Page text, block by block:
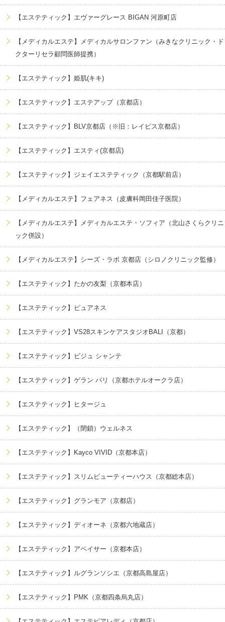
【エステティック】エヴァーグレース BIGAN 河原町店
【メディカルエステ】メディカルサロンファン（みきなクリニック・ド
クターリセラ顧問医師提携）
【エステティック】姫肌(キキ)
【エステティック】エステアップ（京都店）
【エステティック】BLV京都店（※旧：レイビス京都店）
【エステティック】エスティ(京都店)
【エステティック】ジェイエステティック（京都駅前店）
【メディカルエステ】フェアネス（皮膚科岡田佳子医院）
【メディカルエステ】メディカルエステ・ソフィア（北山さくらクリニ
ック併設）
【メディカルエステ】シーズ・ラボ 京都店（シロノクリニック監修）
【エステティック】たかの友梨（京都本店）
【エステティック】ピュアネス
【エステティック】VS28スキンケアスタジオBALI（京都）
【エステティック】ビジュ シャンテ
【エステティック】ゲラン パリ（京都ホテルオークラ店）
【エステティック】ヒタージュ
【エステティック】（閉鎖）ウェルネス
【エステティック】Kayco VIVID（京都本店）
【エステティック】スリムビューティーハウス（京都総本店）
【エステティック】グランモア（京都店）
【エステティック】ディオーネ（京都六地蔵店）
【エステティック】アペイサー（京都本店）
【エステティック】ルグランソシエ（京都高島屋店）
【エステティック】PMK（京都四条烏丸店）